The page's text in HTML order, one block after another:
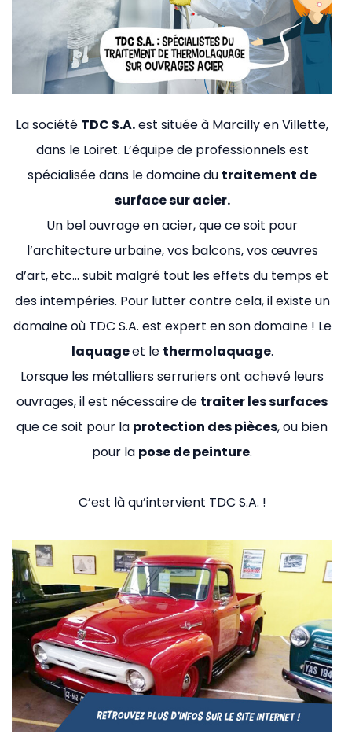
La société TDC S.A.est située à Marcilly en Villette,
dans le Loiret. L’équipe de professionnels est
spécialisée dans le domaine du traitement de
surface sur acier.
Un bel ouvrage en acier, que ce soit pour
l’architecture urbaine, vos balcons, vos œuvres
d’art, etc… subit malgré tout les effets du temps et
des intempéries. Pour lutter contre cela, il existe un
domaine où TDC S.A. est expert en son domaine ! Le
laquageet le thermolaquage.
Lorsque les métalliers serruriers ont achevé leurs
ouvrages, il est nécessaire de traiter les surfaces
que ce soit pour la protection des pièces, ou bien
pour la pose de peinture.
C’est là qu’intervient TDC S.A. !